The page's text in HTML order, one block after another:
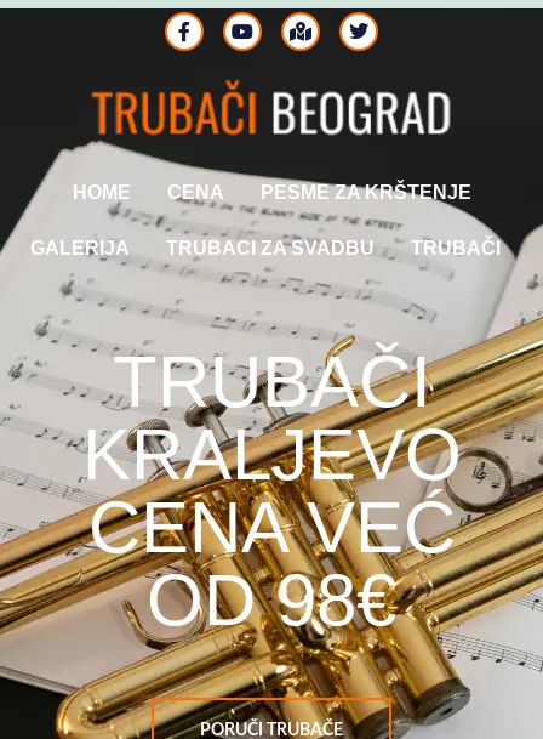
HOME CENA PESME ZA KRŠTENJE
GALERIJA TRUBACI ZA SVADBU TRUBAČI
TRUBAČI
KRALJEVO
CENA VEĆ
OD 98€
PORUČI TRUBAČE